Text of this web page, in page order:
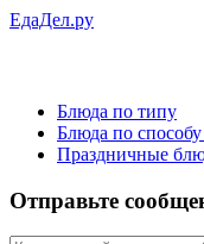
ЕдаДел.ру
Блюда по типу
Блюда по
Праздничные
Отправьте